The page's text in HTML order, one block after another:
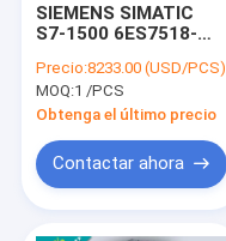
SIEMENS SIMATIC
S7-1500 6ES7518-
6ES75184AP000AB0
Precio:8233.00 (USD/PCS)
MOQ:1 /PCS
Obtenga el último precio
Contactar ahora